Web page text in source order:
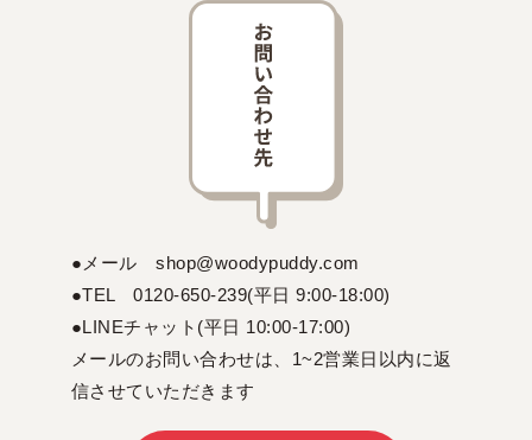
●メール shop@woodypuddy.com
●TEL 0120-650-239(平日 9:00-18:00)
●LINEチャット(平日 10:00-17:00)
メールのお問い合わせは、1~2営業日以内に返
信させていただきます